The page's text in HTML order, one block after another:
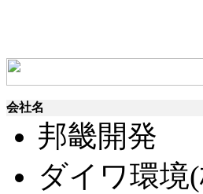
会社名
邦畿開発
ダイワ環境